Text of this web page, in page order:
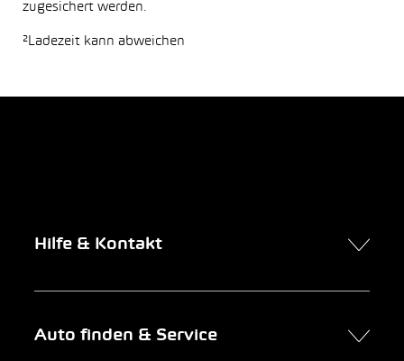
zugesichert werden.
²Ladezeit kann abweichen
Hilfe & Kontakt
Auto finden & Service